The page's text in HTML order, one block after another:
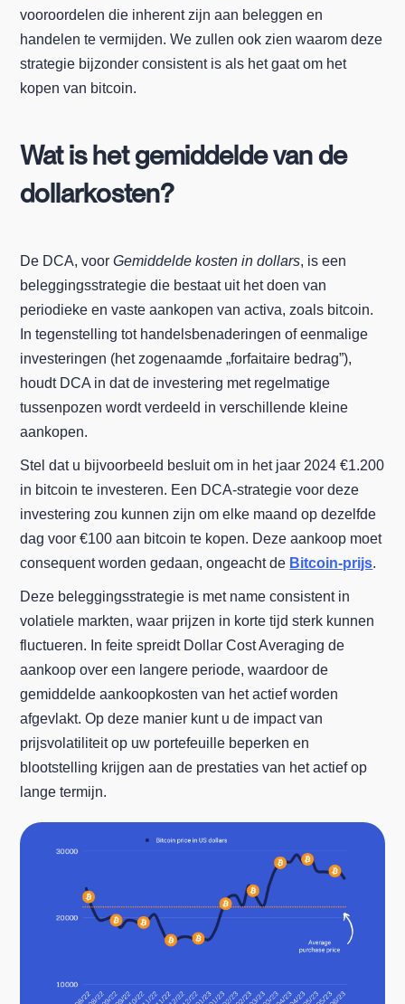
vooroordelen die inherent zijn aan beleggen en
handelen te vermijden. We zullen ook zien waarom deze
strategie bijzonder consistent is als het gaat om het
kopen van bitcoin.
Wat is het gemiddelde van de
dollarkosten?
De DCA, voorGemiddelde kosten in dollars, is een
beleggingsstrategie die bestaat uit het doen van
periodieke en vaste aankopen van activa, zoals bitcoin.
In tegenstelling tot handelsbenaderingen of eenmalige
investeringen (het zogenaamde „forfaitaire bedrag”),
houdt DCA in dat de investering met regelmatige
tussenpozen wordt verdeeld in verschillende kleine
aankopen.
Stel dat u bijvoorbeeld besluit om in het jaar 2024 €1.200
in bitcoin te investeren. Een DCA-strategie voor deze
investering zou kunnen zijn om elke maand op dezelfde
dag voor €100 aan bitcoin te kopen. Deze aankoop moet
consequent worden gedaan, ongeacht de Bitcoin-prijs.
Deze beleggingsstrategie is met name consistent in
volatiele markten, waar prijzen in korte tijd sterk kunnen
fluctueren. In feite spreidt Dollar Cost Averaging de
aankoop over een langere periode, waardoor de
gemiddelde aankoopkosten van het actief worden
afgevlakt. Op deze manier kunt u de impact van
prijsvolatiliteit op uw portefeuille beperken en
blootstelling krijgen aan de prestaties van het actief op
lange termijn.